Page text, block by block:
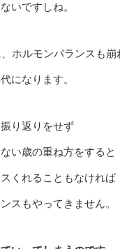
いですしね。
ホルモンバランスも崩
になります。
り返りをせず
い歳の重ね方をすると
くれることもなければ
スもやってきません。